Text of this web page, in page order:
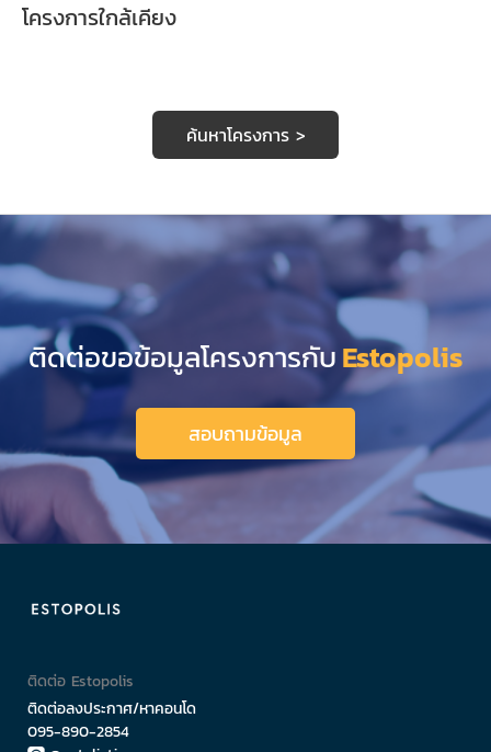
โครงการใกล้เคียง
ค้นหาโครงการ >
ติดต่อขอข้อมูลโครงการกับEstopolis
สอบถามข้อมูล
ติดต่อ Estopolis
ติดต่อลงประกาศ/หาคอนโด
095-890-2854